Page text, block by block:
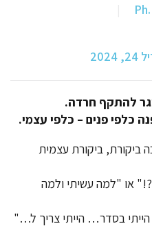
להתקף חרדה.
כלפי פנים – כלפי עצמי.
ביקורת, ביקורת עצמית
או "למה עשיתי ולמה
בסדר… הייתי צריך ל…"